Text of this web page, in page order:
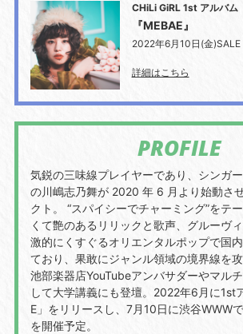
CHiLi GiRL 1st アルバム
『MEBAE』
2022年6月10日(金)SALE
詳細はこちら
PROFILE
気鋭の三味線プレイヤーであり、シンガ
の川嶋志乃舞が 2020 年 6 月より始動さ
クト。 “スパイシーでチャーミング”をテ
くて艶のあるリリックと歌声、グルーヴ
激的にくすぐるオリエンタルポップで国
ており、果敢にジャンル領域の境界線を攻
池部楽器店YouTubeアンバサダーやマル
して大学講義にも登壇。2022年6月に1st
E」をリリースし、7月10日に渋谷WWW
を開催予定。